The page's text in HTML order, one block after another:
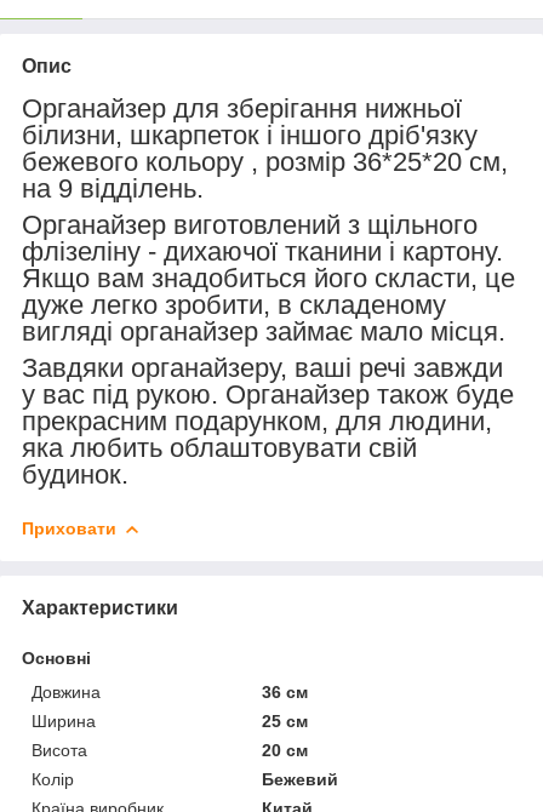
Опис
Органайзер для зберігання нижньої
білизни, шкарпеток і іншого дріб'язку
бежевого кольору , розмір 36*25*20 см,
на 9 відділень.
Органайзер виготовлений з щільного
флізеліну - дихаючої тканини і картону.
Якщо вам знадобиться його скласти, це
дуже легко зробити, в складеному
вигляді органайзер займає мало місця.
Завдяки органайзеру, ваші речі завжди
у вас під рукою. Органайзер також буде
прекрасним подарунком, для людини,
яка любить облаштовувати свій
будинок.
Приховати
Характеристики
Основні
Довжина
36 см
Ширина
25 см
Висота
20 см
Колір
Бежевий
Країна виробник
Китай